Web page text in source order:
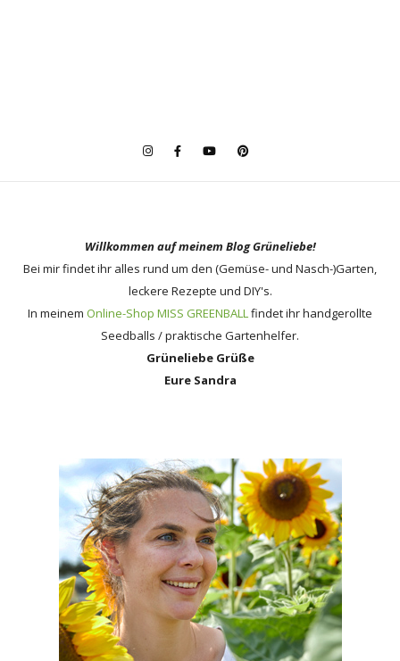
Willkommen auf meinem Blog Grüneliebe!
Bei mir findet ihr alles rund um den (Gemüse- und Nasch-)Garten,
leckere Rezepte und DIY's.
In meinem Online-Shop MISS GREENBALL findet ihr handgerollte
Seedballs / praktische Gartenhelfer.
Grüneliebe Grüße
Eure Sandra